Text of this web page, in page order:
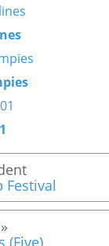
Festival
(Five)